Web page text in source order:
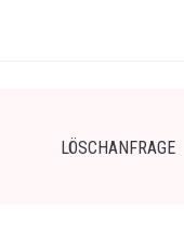
LÖSCHANFRAGE